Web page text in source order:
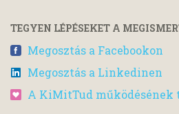
TEGYEN LÉPÉSEKET A
Megosztás a Facebookon
Megosztás a Linkedinen
A KiMitTud működésének